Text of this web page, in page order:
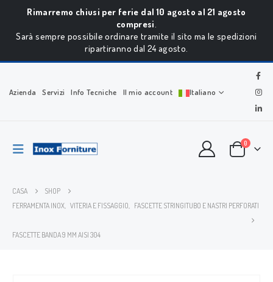
Rimarremo chiusi per ferie dal 10 agosto al 21 agosto
compresi.
Sarà sempre possibile ordinare tramite il sito ma le spedizioni
ripartiranno dal 24 agosto.
Azienda Servizi Info Tecniche Il mio account Italiano
0
CASA
SHOP
FERRAMENTA INOX, VITERIA E FISSAGGIO, FASCETTE STRINGITUBO E NASTRI PERFORATI
FASCETTE BANDA 9 MM AISI 304